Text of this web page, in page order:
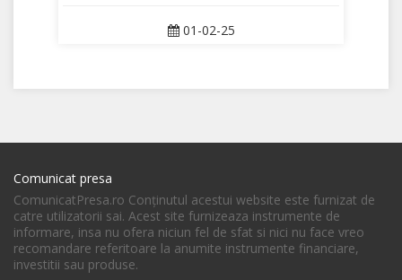
01-02-25
Comunicat presa
ComunicatPresa.ro Conţinutul acestui website este furnizat de
catre utilizatorii sai. Acest site furnizeaza instrumente de
informare, insa nu ofera niciun fel de sfat si nici nu face vreo
recomandare referitoare la anumite instrumente financiare,
investitii sau produse.